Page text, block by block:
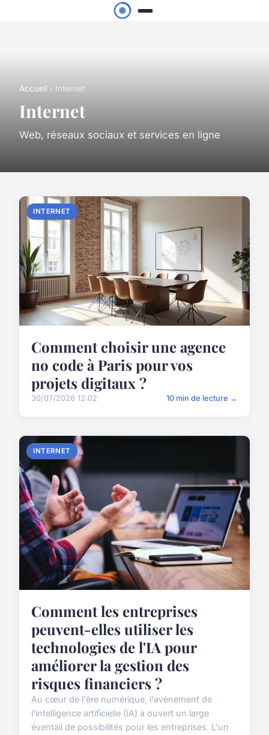
Accueil › Internet
Internet
Web, réseaux sociaux et services en ligne
INTERNET
Comment choisir une agence
no code à Paris pour vos
projets digitaux ?
30/07/2026 12:02 10 min de lecture →
INTERNET
Comment les entreprises
peuvent-elles utiliser les
technologies de l'IA pour
améliorer la gestion des
risques financiers ?
Au cœur de l'ère numérique, l'avènement de
l'intelligence artificielle (IA) a ouvert un large
éventail de possibilités pour les entreprises. L'un